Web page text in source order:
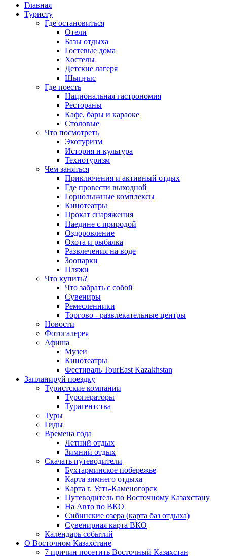
Главная
Туристу
Где остановиться
Отели
Базы отдыха
Гостевые дома
Хостелы
Детские лагеря
Шыңғыс
Где поесть
Национальная гастрономия
Рестораны
Кафе, бары и караоке
Столовые
Что посмотреть
Экотуризм
История и культура
Технотуризм
Чем заняться
Приключения и активный отдых
Где провести выходной
Горнолыжные комплексы
Кинотеатры
Прокат снаряжения
Наедине с природой
Оздоровление
Охота и рыбалка
Развлечения на воде
Зоопарки
Пляжи
Что купить?
Что забрать с собой
Сувениры
Ремесленники
Торгово - развлекательные центры
Новости
Фотогалерея
Афиша
Музеи
Кинотеатры
Фестиваль TourEast Kazakhstan
Запланируй поездку
Туристские компании
Туроператоры
Турагентства
Туры
Гиды
Времена года
Летний отдых
Зимний отдых
Скачать путеводители
Бухтарминское побережье
Карта зимнего отдыха
Карта г. Усть-Каменогорск
Путеводитель по Восточному Казахстану
На Авто по ВКО
Сибинские озера (карта баз отдыха)
Сувенирная карта ВКО
Календарь событий
О Восточном Казахстане
7 причин посетить Восточный Казахстан